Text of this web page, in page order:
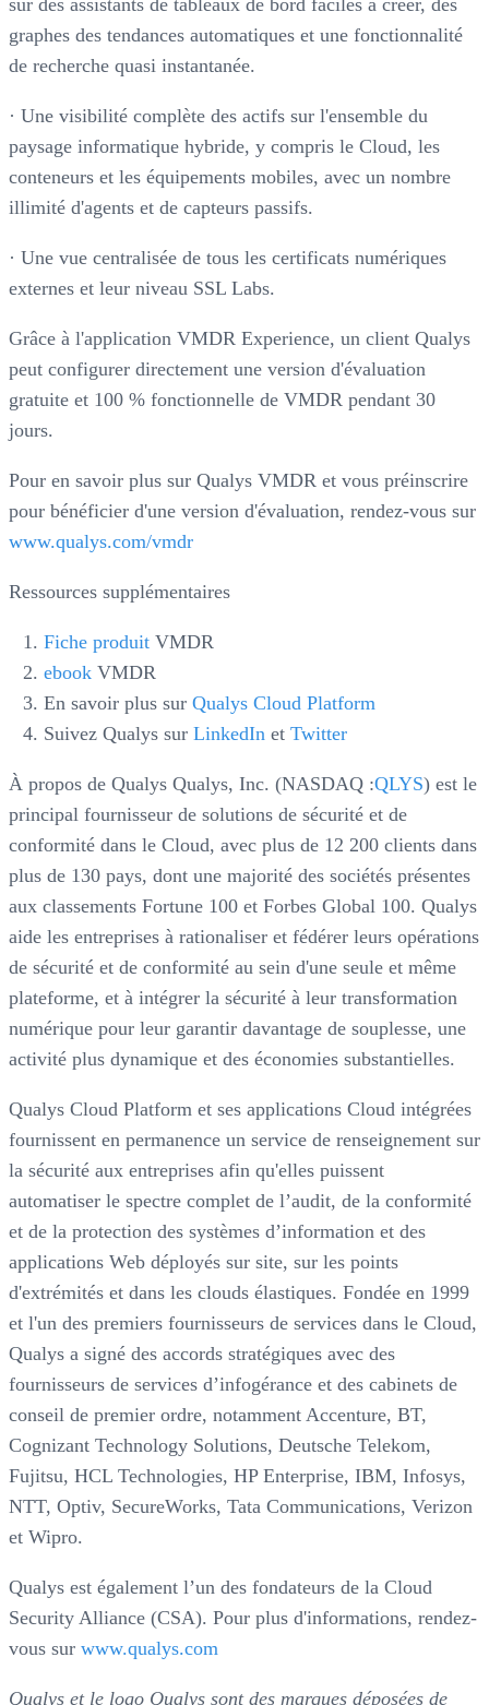
sur des assistants de tableaux de bord faciles à créer, des
graphes des tendances automatiques et une fonctionnalité
de recherche quasi instantanée.
· Une visibilité complète des actifs sur l'ensemble du
paysage informatique hybride, y compris le Cloud, les
conteneurs et les équipements mobiles, avec un nombre
illimité d'agents et de capteurs passifs.
· Une vue centralisée de tous les certificats numériques
externes et leur niveau SSL Labs.
Grâce à l'application VMDR Experience, un client Qualys
peut configurer directement une version d'évaluation
gratuite et 100 % fonctionnelle de VMDR pendant 30
jours.
Pour en savoir plus sur Qualys VMDR et vous préinscrire
pour bénéficier d'une version d'évaluation, rendez-vous sur
www.qualys.com/vmdr
Ressources supplémentaires
Fiche produit VMDR
ebook VMDR
En savoir plus sur Qualys Cloud Platform
Suivez Qualys sur LinkedIn et Twitter
À propos de Qualys Qualys, Inc. (NASDAQ :QLYS) est le
principal fournisseur de solutions de sécurité et de
conformité dans le Cloud, avec plus de 12 200 clients dans
plus de 130 pays, dont une majorité des sociétés présentes
aux classements Fortune 100 et Forbes Global 100. Qualys
aide les entreprises à rationaliser et fédérer leurs opérations
de sécurité et de conformité au sein d'une seule et même
plateforme, et à intégrer la sécurité à leur transformation
numérique pour leur garantir davantage de souplesse, une
activité plus dynamique et des économies substantielles.
Qualys Cloud Platform et ses applications Cloud intégrées
fournissent en permanence un service de renseignement sur
la sécurité aux entreprises afin qu'elles puissent
automatiser le spectre complet de l’audit, de la conformité
et de la protection des systèmes d’information et des
applications Web déployés sur site, sur les points
d'extrémités et dans les clouds élastiques. Fondée en 1999
et l'un des premiers fournisseurs de services dans le Cloud,
Qualys a signé des accords stratégiques avec des
fournisseurs de services d’infogérance et des cabinets de
conseil de premier ordre, notamment Accenture, BT,
Cognizant Technology Solutions, Deutsche Telekom,
Fujitsu, HCL Technologies, HP Enterprise, IBM, Infosys,
NTT, Optiv, SecureWorks, Tata Communications, Verizon
et Wipro.
Qualys est également l’un des fondateurs de la Cloud
Security Alliance (CSA). Pour plus d'informations, rendez-
vous sur www.qualys.com
Qualys et le logo Qualys sont des marques déposées de